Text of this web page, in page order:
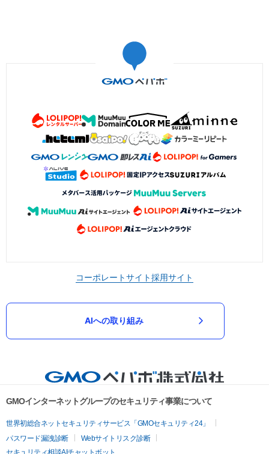
コーポレートサイト採用サイト
AIへの取り組み
GMOインターネットグループのセキュリティ事業について
世界初総合ネットセキュリティサービス「GMOセキュリティ24」
パスワード漏洩診断
Webサイトリスク診断
セキュリティ相談AIチャットボット